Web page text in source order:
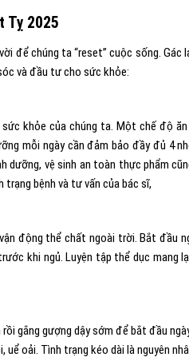
Tỵ 2025
để chúng ta “reset” cuộc sống. Gác
và đầu tư cho sức khỏe:
khỏe của chúng ta. Một chế độ
mỗi ngày cần đảm bảo đầy đủ 4
vệ sinh an toàn thực phẩm
bệnh và tư vấn của bác sĩ,
động thể chất ngoài trời. Bắt đầu
khi ngủ. Luyện tập thể dục mang
rồi gắng gượng dậy sớm để bắt đầu
oải. Tình trạng kéo dài là nguyên